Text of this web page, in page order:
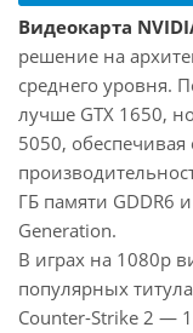
Видеокарта
решение на
среднего уровня.
лучше GTX 1650,
5050,
ГБ памяти GDDR6
Generation.
В играх на 1080p
популярных
Counter-Strike 2 —